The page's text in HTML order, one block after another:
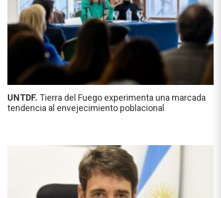
UNTDF. Tierra del Fuego experimenta una marcada
tendencia al envejecimiento poblacional